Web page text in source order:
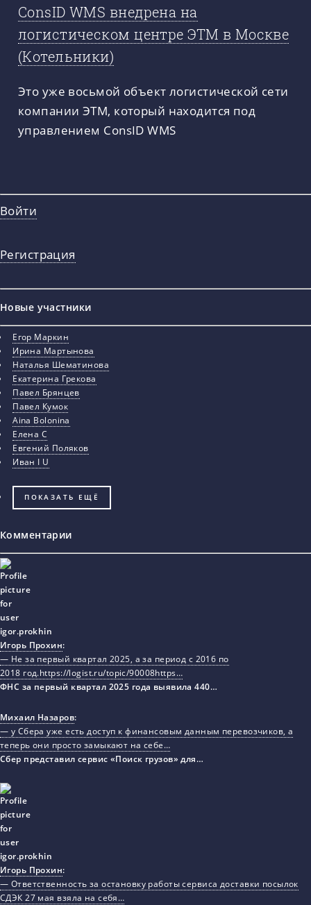
ConsID WMS внедрена на
логистическом центре ЭТМ в Москве
(Котельники)
Это уже восьмой объект логистической сети
компании ЭТМ, который находится под
управлением ConsID WMS
Войти
Регистрация
Новые участники
Егор Маркин
Ирина Мартынова
Наталья Шематинова
Екатерина Грекова
Павел Брянцев
Павел Кумок
Aina Bolonina
Елена С
Евгений Поляков
Иван I U
ПОКАЗАТЬ ЕЩЁ
Комментарии
Игорь Прохин:
— Не за первый квартал 2025, а за период с 2016 по
2018 год.https://logist.ru/topic/90008https…
ФНС за первый квартал 2025 года выявила 440…
Михаил Назаров:
— у Сбера уже есть доступ к финансовым данным перевозчиков, а
теперь они просто замыкают на себе…
Сбер представил сервис «Поиск грузов» для…
Игорь Прохин:
— Ответственность за остановку работы сервиса доставки посылок
СДЭК 27 мая взяла на себя…